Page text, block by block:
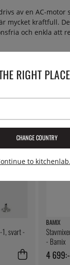
av en AC-motor
mycket kraftfull.
och enkla att
1, svart -
BAMIX
- Bamix
4 699:-
PRODUKTER
RIGHT
CHANGE COUNTRY
to